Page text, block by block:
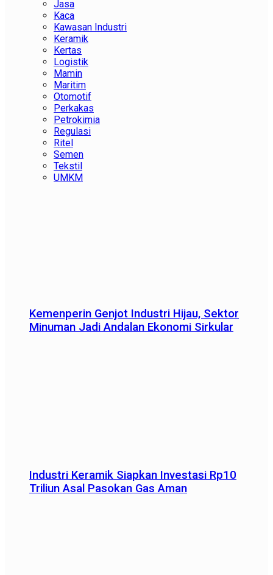
Jasa
Kaca
Kawasan Industri
Keramik
Kertas
Logistik
Mamin
Maritim
Otomotif
Perkakas
Petrokimia
Regulasi
Ritel
Semen
Tekstil
UMKM
Kemenperin Genjot Industri Hijau, Sektor
Minuman Jadi Andalan Ekonomi Sirkular
Industri Keramik Siapkan Investasi Rp10
Triliun Asal Pasokan Gas Aman